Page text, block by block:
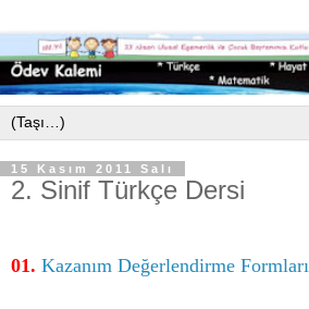
15 Kasım 2011 Salı
2. Sinif Türkçe Dersi
01. Kazanım Değerlendirme Formları